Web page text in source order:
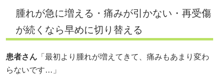
腫れが急に増える・痛みが引かない・再受傷
が続くなら早めに切り替える
患者さん 「最初より腫れが増えてきて、痛みもあまり変わ
らないです…」